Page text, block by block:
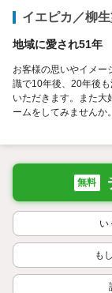
イエピカ／柳
地域に愛され51年
お客様の思いやイメー
識で10年後、20年後
いただきます。また大
ームをしてみませんか。
無料
い
も